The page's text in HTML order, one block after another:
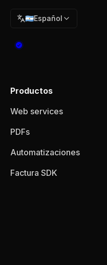
🇦🇷Español
Productos
Web services
PDFs
Automatizaciones
Factura SDK